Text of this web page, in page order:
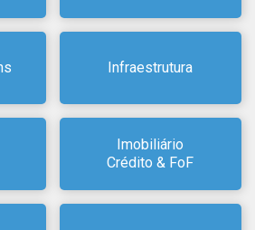
Infraestrutura
Imobiliário
Crédito & FoF